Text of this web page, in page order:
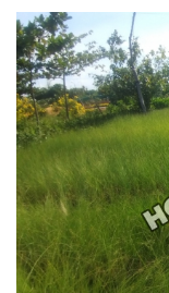
Võ
Chí
Công
-
Hòa
Quý
-
Đà
Nẵng